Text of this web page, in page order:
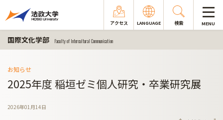
アクセス LANGUAGE 検索 MENU
国際文化学部 Faculty of Intercultural Communication
お知らせ
2025年度 稲垣ゼミ個人研究・卒業研究展
2026年01月14日